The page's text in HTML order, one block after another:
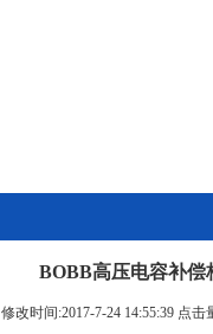
BOBB高压电容补偿
修改时间:2017-7-24 14:55:39 点击